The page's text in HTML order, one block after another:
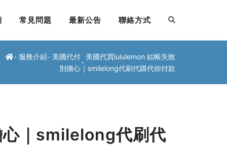
常見問題 最新公告 聯絡方式
服務介紹 美國代付
美國代買lululemon 結帳失敗
別擔心｜smilelong代刷代購代你付款
｜smilelong代刷代